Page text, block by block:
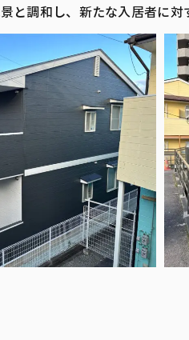
と調和し、新たな入居者に対